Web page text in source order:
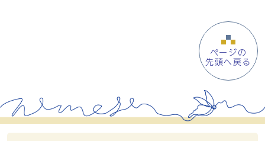
ページの
先頭へ戻る